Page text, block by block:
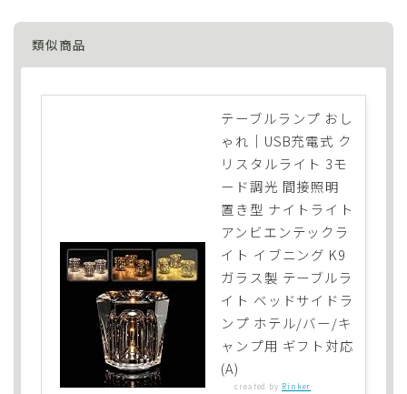
類似商品
テーブルランプ おし
ゃれ｜USB充電式 ク
リスタルライト 3モ
ード調光 間接照明
置き型 ナイトライト
アンビエンテックラ
イト イブニング K9
ガラス製 テーブルラ
イト ベッドサイドラ
ンプ ホテル/バー/キ
ャンプ用 ギフト対応
(A)
created by Rinker